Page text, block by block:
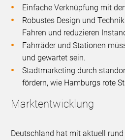
Einfache Verknüpfung mit
Robustes Design und
Fahren und reduzieren
Fahrräder und Stationen
und gewartet sein.
Stadtmarketing durch
fördern, wie Hamburgs rote
Marktentwicklung
Deutschland hat mit aktuell